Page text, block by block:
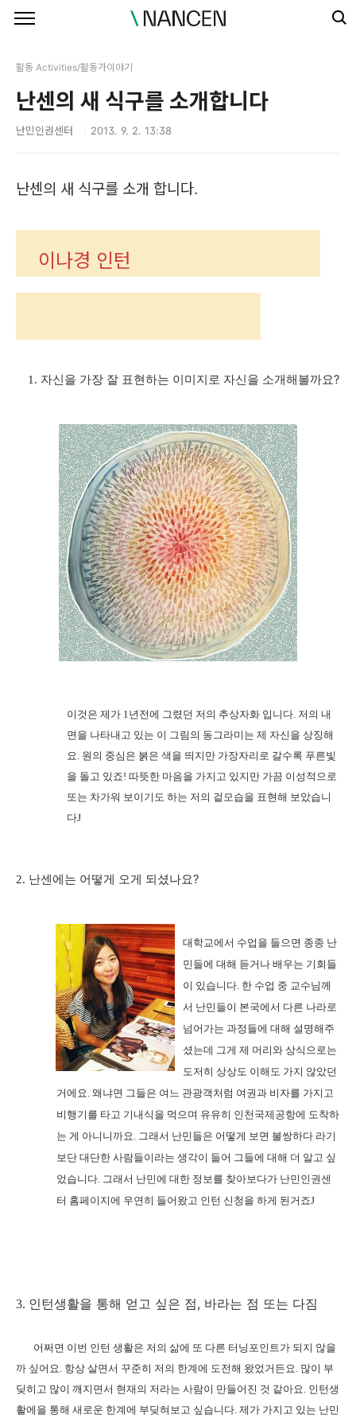
활동 Activities/활동가이야기
난센의 새 식구를 소개합니다
난민인권센터 2013. 9. 2. 13:38
난센의 새 식구를 소개 합니다.
이나경 인턴
1. 자신을 가장 잘 표현하는 이미지로 자신을 소개해볼까요?
이것은 제가 1년전에 그렸던 저의 추상자화 입니다. 저의 내
면을 나타내고 있는 이 그림의 동그라미는 제 자신을 상징해
요. 원의 중심은 붉은 색을 띄지만 가장자리로 갈수록 푸른빛
을 돌고 있죠! 따뜻한 마음을 가지고 있지만 가끔 이성적으로
또는 차가워 보이기도 하는 저의 겉모습을 표현해 보았습니
다J
2. 난센에는 어떻게 오게 되셨나요?
대학교에서 수업을 들으면 종종 난
민들에 대해 듣거나 배우는 기회들
이 있습니다. 한 수업 중 교수님께
서 난민들이 본국에서 다른 나라로
넘어가는 과정들에 대해 설명해주
셨는데 그게 제 머리와 상식으로는
도저히 상상도 이해도 가지 않았던
거에요. 왜냐면 그들은 여느 관광객처럼 여권과 비자를 가지고
비행기를 타고 기내식을 먹으며 유유히 인천국제공항에 도착하
는 게 아니니까요. 그래서 난민들은 어떻게 보면 불쌍하다 라기
보단 대단한 사람들이라는 생각이 들어 그들에 대해 더 알고 싶
었습니다. 그래서 난민에 대한 정보를 찾아보다가 난민인권센
터 홈페이지에 우연히 들어왔고 인턴 신청을 하게 된거죠J
3. 인턴생활을 통해 얻고 싶은 점, 바라는 점 또는 다짐
어쩌면 이번 인턴 생활은 저의 삶에 또 다른 터닝포인트가 되지 않을
까 싶어요. 항상 살면서 꾸준히 저의 한계에 도전해 왔었거든요. 많이 부
딪히고 많이 깨지면서 현재의 저라는 사람이 만들어진 것 같아요. 인턴생
활에을 통해 새로운 한계에 부딪혀보고 싶습니다. 제가 가지고 있는 난민